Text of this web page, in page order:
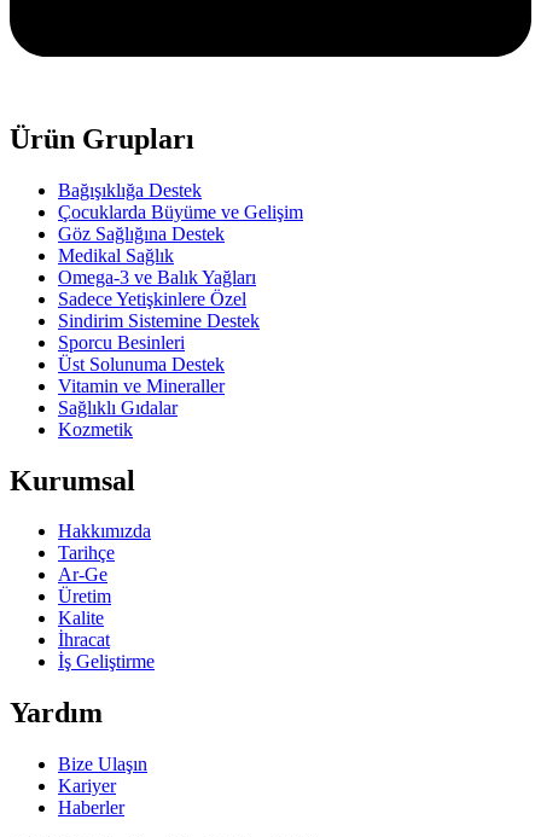
Ürün Grupları
Bağışıklığa Destek
Çocuklarda Büyüme ve Gelişim
Göz Sağlığına Destek
Medikal Sağlık
Omega-3 ve Balık Yağları
Sadece Yetişkinlere Özel
Sindirim Sistemine Destek
Sporcu Besinleri
Üst Solunuma Destek
Vitamin ve Mineraller
Sağlıklı Gıdalar
Kozmetik
Kurumsal
Hakkımızda
Tarihçe
Ar-Ge
Üretim
Kalite
İhracat
İş Geliştirme
Yardım
Bize Ulaşın
Kariyer
Haberler